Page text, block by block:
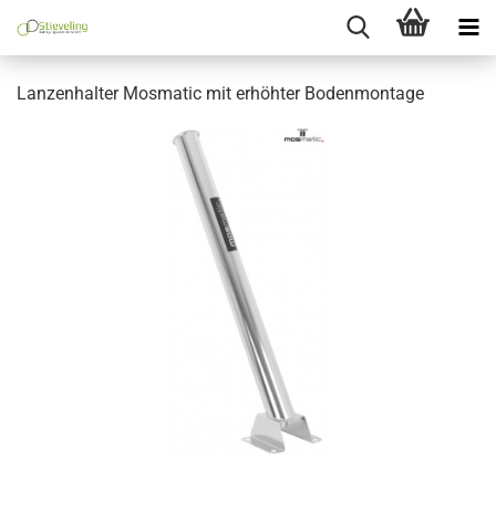
Lanzenhalter Mosmatic mit erhöhter Bodenmontage